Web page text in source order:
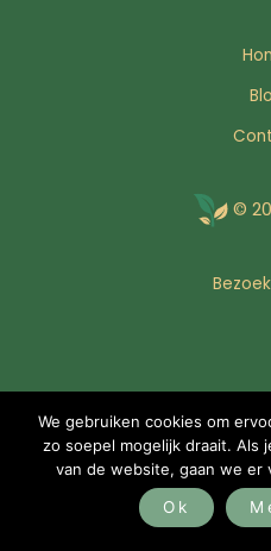
©
We gebruiken cookies om
zo soepel mogelijk draait. Als
van de website, gaan we er
Ok